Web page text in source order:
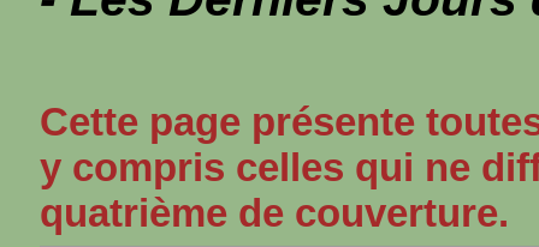
Cette page présente
y compris celles qui ne
quatrième de couverture.